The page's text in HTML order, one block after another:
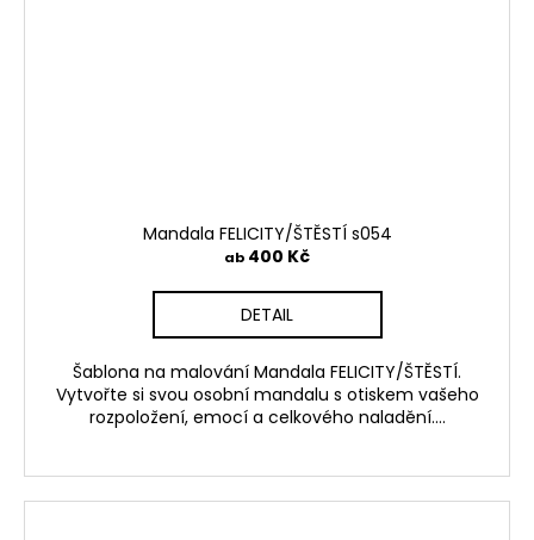
Mandala FELICITY/ŠTĚSTÍ s054
ab 400 Kč
DETAIL
Šablona na malování Mandala FELICITY/ŠTĚSTÍ.
Vytvořte si svou osobní mandalu s otiskem vašeho
rozpoložení, emocí a celkového naladění....